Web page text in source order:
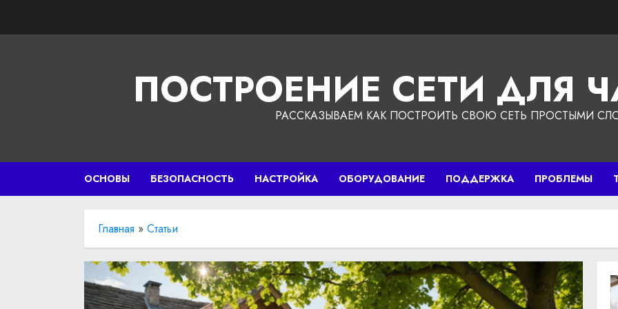
ПОСТРОЕНИЕ СЕТИ ДЛЯ
РАССКАЗЫВАЕМ КАК ПОСТРОИТЬ СВОЮ СЕТЬ ПРОСТЫМИ
ОСНОВЫ БЕЗОПАСНОСТЬ НАСТРОЙКА ОБОРУДОВАНИЕ ПОДДЕРЖКА ПРОБЛЕМЫ
Главная » Статьи